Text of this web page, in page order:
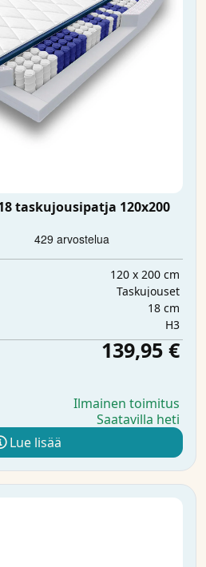
taskujousipatja 120x200
120 x 200 cm
Taskujouset
18 cm
H3
139,95 €
Ilmainen toimitus
Saatavilla heti
Lue lisää